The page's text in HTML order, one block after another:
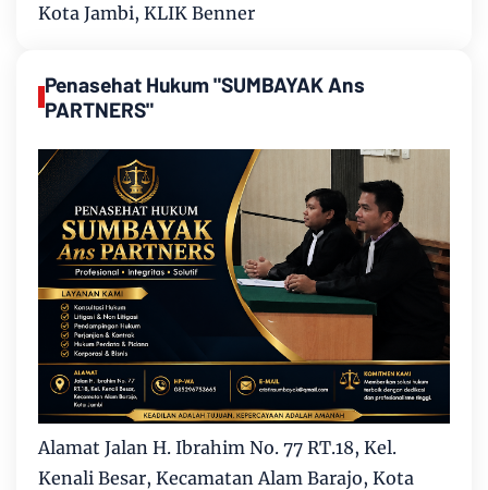
Kota Jambi, KLIK Benner
Penasehat Hukum "SUMBAYAK Ans
PARTNERS"
Alamat Jalan H. Ibrahim No. 77 RT.18, Kel.
Kenali Besar, Kecamatan Alam Barajo, Kota